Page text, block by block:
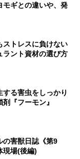
モギとの違いや、発
ストレスに負けない
ラント資材の選び方
る害虫をしっかり
『フーモン』
の害獣日誌《第9
現場(後編)